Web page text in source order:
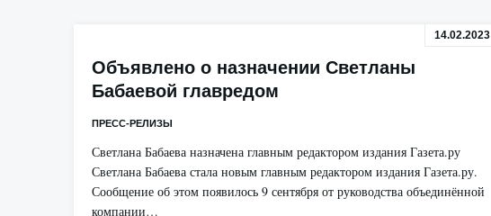
14.02.2023
Объявлено о назначении Светланы
Бабаевой главредом
ПРЕСС-РЕЛИЗЫ
Светлана Бабаева назначена главным редактором издания Газета.ру
Светлана Бабаева стала новым главным редактором издания Газета.ру.
Сообщение об этом появилось 9 сентября от руководства объединённой
компании…